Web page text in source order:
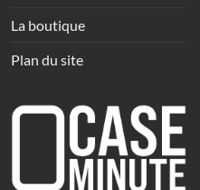
La boutique
Plan du site